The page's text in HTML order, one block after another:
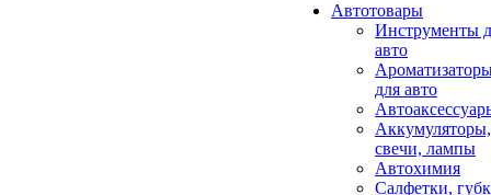
Автотовары
Инструменты
авто
для авто
Аккумуляторы,
свечи, лампы
Автохимия
Салфетки,